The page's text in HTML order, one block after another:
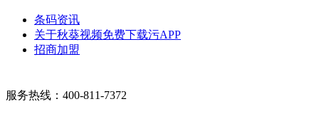
条码资讯
关于秋葵视频免费下载污APP
招商加盟
服务热线： 400-811-7372